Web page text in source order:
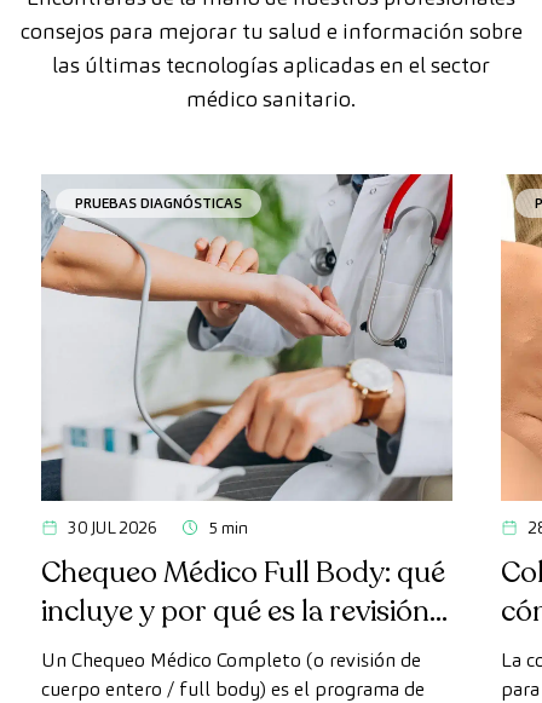
consejos para mejorar tu salud e información sobre
las últimas tecnologías aplicadas en el sector
médico sanitario.
PRUEBAS DIAGNÓSTICAS
30 JUL 2026 5 min
Chequeo Médico Full Body: qué
incluye y por qué es la revisión
más avanzada
Un Chequeo Médico Completo (o revisión de
cuerpo entero / full body) es el programa de
La